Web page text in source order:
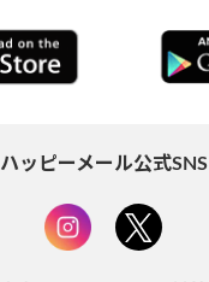
ハッピーメール公式SNS